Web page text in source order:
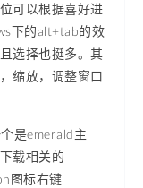
可以根据喜好进
下的alt+tab的效
选择也挺多。其
缩放，调整窗口
是emerald主
载相关的
图标右键